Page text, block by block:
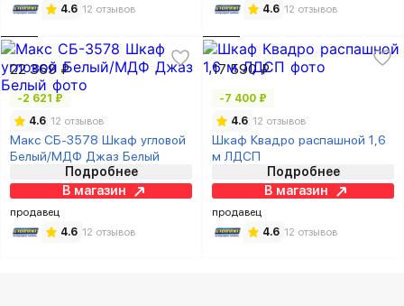
4.6 12 отзывов 4.6 12 отзывов
22 369 ₽
-2 621 ₽
4.6 12 отзывов
Макс СБ-3578 Шкаф угловой
Белый/МДФ Джаз Белый
Подробнее
В магазин
продавец
4.6 12 отзывов
17 590 ₽
-7 400 ₽
4.6 12 отзывов
Шкаф Квадро распашной 1,6
м ЛДСП
Подробнее
В магазин
продавец
4.6 12 отзывов